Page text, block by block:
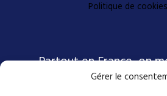
Gérer le
Politique de cookies
Partout en France, on